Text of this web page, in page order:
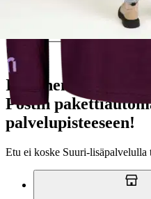
Nouto myymälästä
Siirry valitsemaan myymälä
Ilmainen toimitus
Postin
palvelupisteeseen!
Etu ei koske Suuri‑lisäpalvelulla